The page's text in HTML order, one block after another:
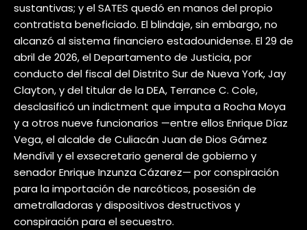
sustantivas; y el SATES quedó en manos del propio
contratista beneficiado. El blindaje, sin embargo, no
alcanzó al sistema financiero estadounidense. El 29 de
abril de 2026, el Departamento de Justicia, por
conducto del fiscal del Distrito Sur de Nueva York, Jay
Clayton, y del titular de la DEA, Terrance C. Cole,
desclasificó un indictment que imputa a Rocha Moya
y a otros nueve funcionarios —entre ellos Enrique Díaz
Vega, el alcalde de Culiacán Juan de Dios Gámez
Mendívil y el exsecretario general de gobierno y
senador Enrique Inzunza Cázarez— por conspiración
para la importación de narcóticos, posesión de
ametralladoras y dispositivos destructivos y
conspiración para el secuestro.